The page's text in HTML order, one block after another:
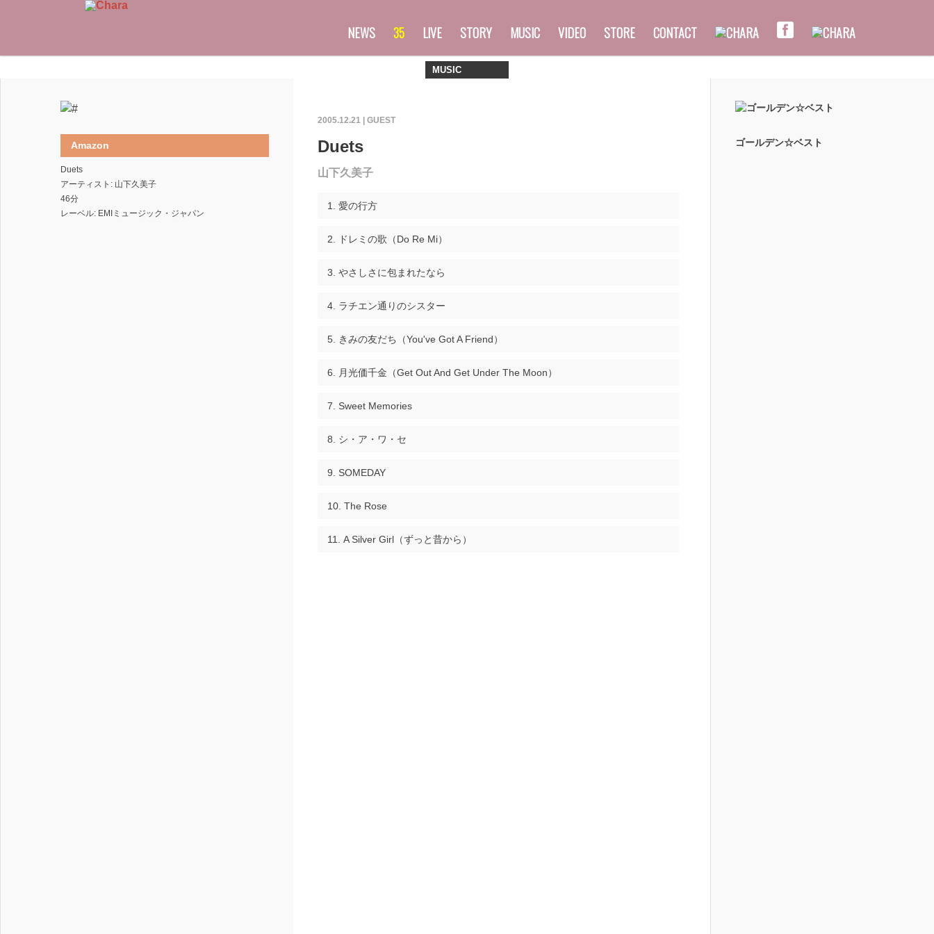
NEWS 35 LIVE STORY MUSIC VIDEO STORE CONTACT
MUSIC
2005.12.21 | GUEST
Duets
山下久美子
愛の行方
ドレミの歌（Do Re Mi）
やさしさに包まれたなら
ラチエン通りのシスター
きみの友だち（You've Got A Friend）
月光価千金（Get Out And Get Under The Moon）
Sweet Memories
シ・ア・ワ・セ
SOMEDAY
The Rose
A Silver Girl（ずっと昔から）
Amazon
Duets
アーティスト: 山下久美子
46分
レーベル: EMIミュージック・ジャパン
ゴールデン☆ベスト